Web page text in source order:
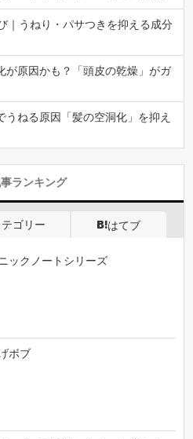
｜うねり・パサつきを抑える成分
が原因かも？「頭皮の乾燥」がガ
ねる原因「髪の空洞化」を抑え
ランキング
ゴリー はてブ
ックノートシリーズ
ボブ